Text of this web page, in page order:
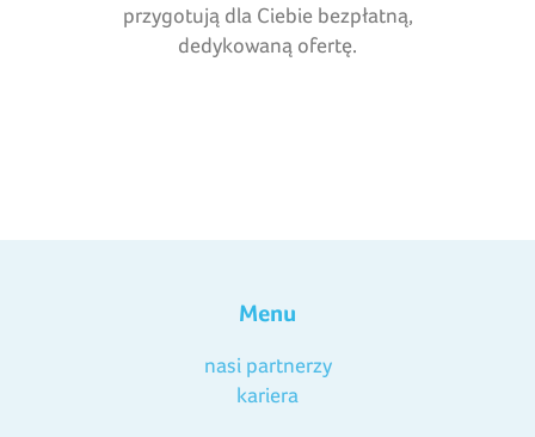
przygotują dla Ciebie bezpłatną,
dedykowaną ofertę.
Menu
nasi partnerzy
kariera